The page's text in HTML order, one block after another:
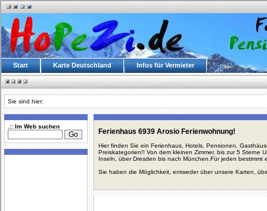
Start Karte Deutschland Infos für Vermieter
Sie sind hier:
.:: Im Web suchen
Ferienhaus 6939 Arosio Ferienwohnung!
Hier finden Sie ein Ferienhaus, Hotels, Pensionen,
Preiskategorien!! Von dem kleinen Zimmer, bis zur 5 Sterne
Inseln, über Dresden bis nach München.Für jeden bestimmt
Sie haben die Möglichkeit, entweder über unsere Karten,